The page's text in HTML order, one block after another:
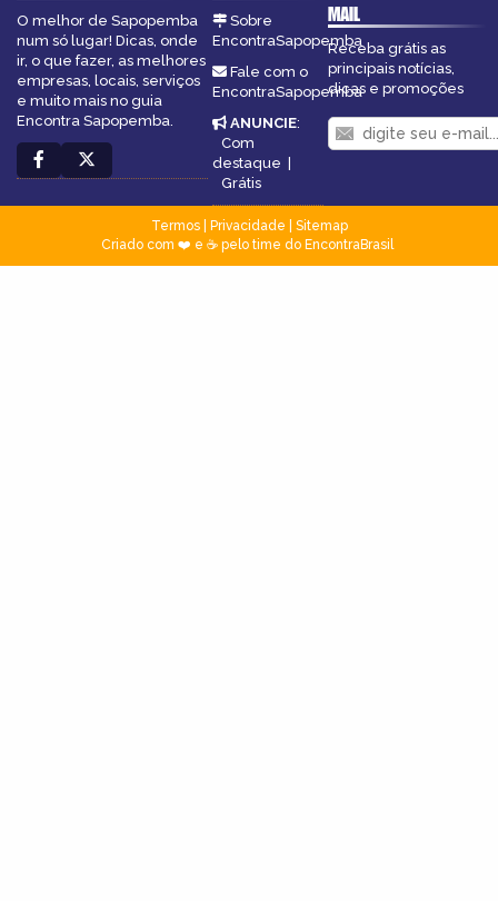
O melhor de Sapopemba
num só lugar! Dicas, onde
ir, o que fazer, as melhores
empresas, locais, serviços
e muito mais no guia
Encontra Sapopemba.
Sobre
EncontraSapopemba
Fale com o
EncontraSapopemba
ANUNCIE:
Com
destaque |
Grátis
MAIL
Receba grátis as
principais notícias,
dicas e promoções
Termos| Privacidade
Sitemap
Criado com ❤️ e ☕ pelo time do EncontraBrasil